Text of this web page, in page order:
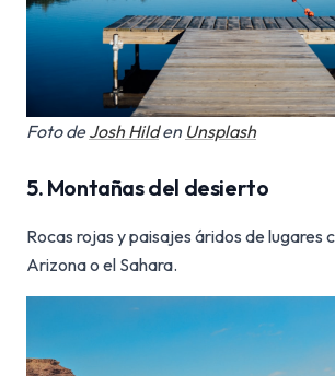
Foto deJosh Hilden Unsplash
5. Montañas del desierto
Rocas rojas y paisajes áridos de lugares
Arizona o el Sahara.